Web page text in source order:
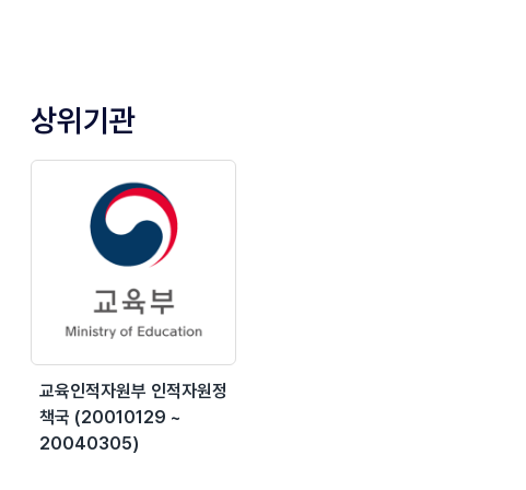
상위기관
교육인적자원부 인적자원정
책국 (20010129 ~
20040305)